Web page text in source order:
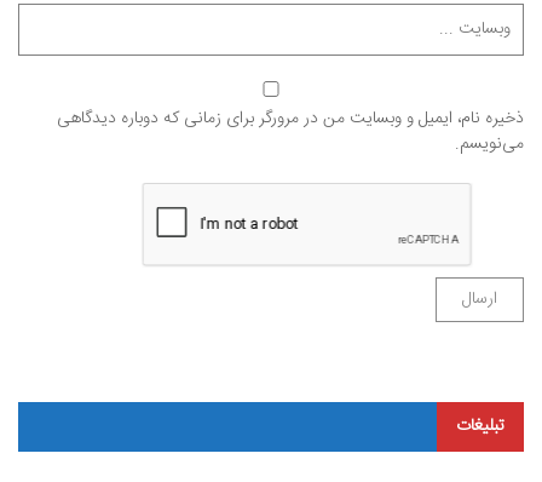
ذخیره نام، ایمیل و وبسایت من در مرورگر برای زمانی که دوباره دیدگاهی
می‌نویسم.
تبلیغات